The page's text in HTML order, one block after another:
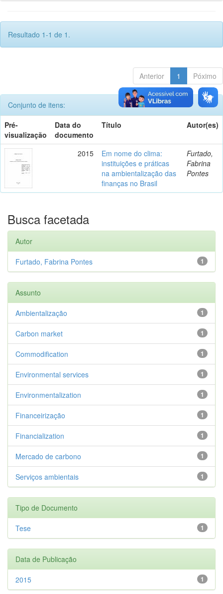
Resultado 1-1 de 1.
Anterior 1 Póximo
Conjunto de itens:
Pré-
visualização
Data do
documento
Título Autor(es)
2015
Em nome do clima:
instituições e práticas
na ambientalização das
finanças no Brasil
Furtado,
Fabrina
Pontes
Busca facetada
Autor
1
Furtado, Fabrina Pontes
Assunto
1
Ambientalização
1
Carbon market
1
Commodification
1
Environmental services
1
Environmentalization
1
Financeirização
1
Financialization
1
Mercado de carbono
1
Serviços ambientais
Tipo de Documento
1
Tese
Data de Publicação
1
2015